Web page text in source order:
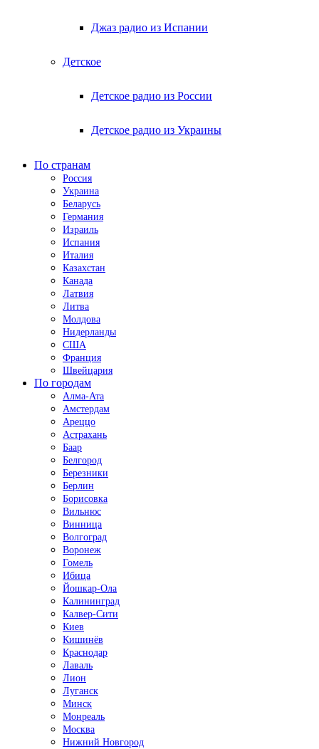
Джаз радио из Испании
Детское
Детское радио из России
Детское радио из Украины
По странам
Россия
Украина
Беларусь
Германия
Израиль
Испания
Италия
Казахстан
Канада
Латвия
Литва
Молдова
Нидерланды
США
Франция
Швейцария
По городам
Алма-Ата
Амстердам
Ареццо
Астрахань
Баар
Белгород
Березники
Берлин
Борисовка
Вильнюс
Винница
Волгоград
Воронеж
Гомель
Ибица
Йошкар-Ола
Калининград
Калвер-Сити
Киев
Кишинёв
Краснодар
Лаваль
Лион
Луганск
Минск
Монреаль
Москва
Нижний Новгород